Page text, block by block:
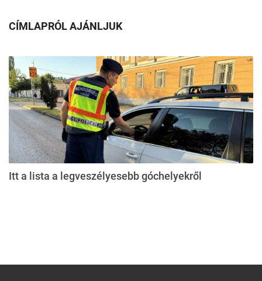
CÍMLAPRÓL AJÁNLJUK
Itt a lista a legveszélyesebb góchelyekről